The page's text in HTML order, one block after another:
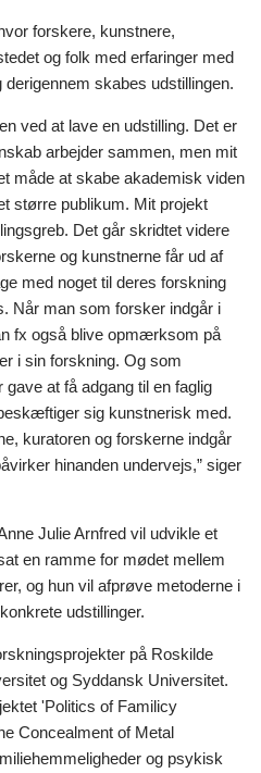
forskere, kunstnere,
og folk med erfaringer med
skabes udstillingen.
ved at lave en udstilling. Det er
arbejder sammen, men mit
måde at skabe akademisk viden
større publikum. Mit projekt
Det går skridtet videre
og kunstnerne får ud af
med noget til deres forskning
Når man som forsker indgår i
fx også blive opmærksom på
i sin forskning. Og som
at få adgang til en faglig
sig kunstnerisk med.
kuratoren og forskerne indgår
hinanden undervejs,” siger
Julie Arnfred vil udvikle et
en ramme for mødet mellem
og hun vil afprøve metoderne i
udstillinger.
på Roskilde
og Syddansk Universitet.
'Politics of Familicy
Concealment of Metal
og psykisk